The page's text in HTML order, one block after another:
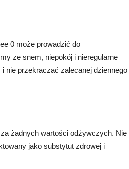
0 może prowadzić do
ze snem, niepokój i nieregularne
nie przekraczać zalecanej dziennego
żadnych wartości odżywczych. Nie
jako substytut zdrowej i